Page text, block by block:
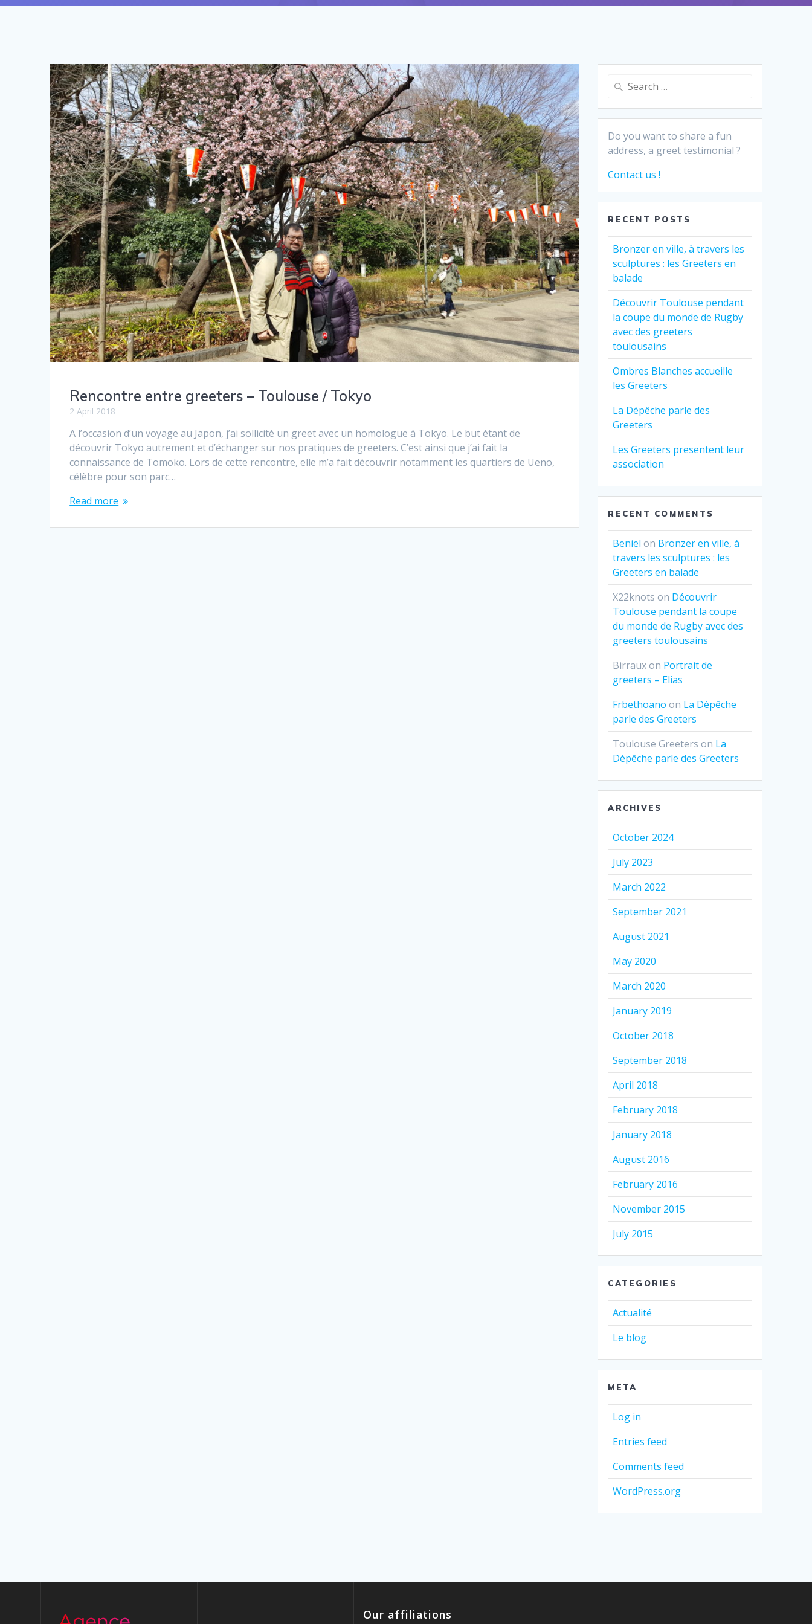
Rencontre entre greeters – Toulouse / Tokyo
2 April 2018
A l’occasion d’un voyage au Japon, j’ai sollicité un greet avec un homologue à Tokyo. Le but étant de
découvrir Tokyo autrement et d’échanger sur nos pratiques de greeters. C’est ainsi que j’ai fait la
connaissance de Tomoko. Lors de cette rencontre, elle m’a fait découvrir notamment les quartiers de Ueno,
célèbre pour son parc…
Read more
Search
Do you want to share a fun
address, a greet testimonial ?
Contact us !
RECENT POSTS
Bronzer en ville, à travers les
sculptures : les Greeters en
balade
Découvrir Toulouse pendant
la coupe du monde de Rugby
avec des greeters
toulousains
Ombres Blanches accueille
les Greeters
La Dépêche parle des
Greeters
Les Greeters presentent leur
association
RECENT COMMENTS
Beniel on Bronzer en ville, à
travers les sculptures : les
Greeters en balade
X22knots on Découvrir
Toulouse pendant la coupe
du monde de Rugby avec des
greeters toulousains
Birrauxon Portrait de
greeters – Elias
Frbethoano on La Dépêche
parle des Greeters
Toulouse Greeters on La
Dépêche parle des Greeters
ARCHIVES
October 2024
July 2023
March 2022
September 2021
August 2021
May 2020
March 2020
January 2019
October 2018
September 2018
April 2018
February 2018
January 2018
August 2016
February 2016
November 2015
July 2015
CATEGORIES
Actualité
Le blog
META
Log in
Entries feed
Comments feed
WordPress.org
Our affiliations